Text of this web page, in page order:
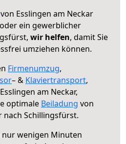
von Esslingen am Neckar
ein gewerblicher
wir helfen, damit Sie
umziehen können.
Firmenumzug,
– & Klaviertransport,
am Neckar,
optimale Beiladung von
nach Schillingsfürst.
nur wenigen Minuten